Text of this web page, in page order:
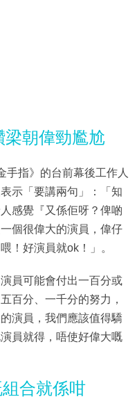
朝偉勁尷尬
手指》的台前幕後工作人
示「要講兩句」：「知
感覺『又係佢呀？俾啲
個很偉大的演員，偉仔
！好演員就ok！」。
員可能會付出一百分或
百分、一千分的努力，
演員，我們應該值得驕
員就得，唔使好偉大嘅
合就係咁